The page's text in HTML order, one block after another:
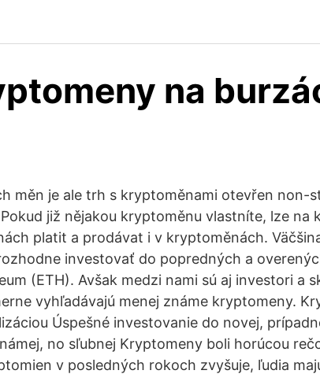
na
měn je ale trh s kryptoměnami otevřen non-
již nějakou kryptoměnu vlastníte, lze na
platit a prodávat i v kryptoměnách.
investovať do popredných a
(ETH). Avšak medzi nami sú aj investori a
vyhľadávajú menej známe kryptomeny.
Úspešné investovanie do novej,
no sľubnej Kryptomeny boli horúcou
v posledných rokoch zvyšuje, ľudia